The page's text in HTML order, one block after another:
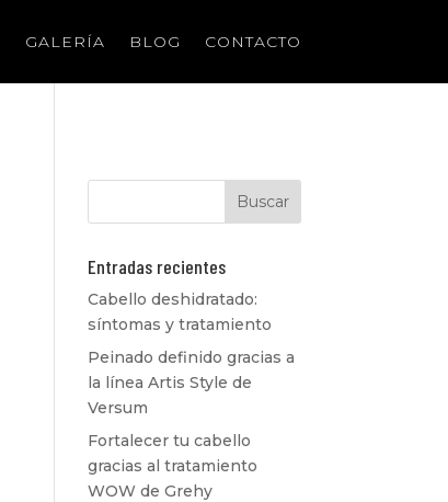
GALERÍA BLOG CONTACTO
Entradas recientes
Cabello deshidratado:
síntomas y tratamiento
Peinado definido gracias a
la línea Artis Style de
Versum
Fortalecer tu cabello
gracias al tratamiento
WOW de Grehy